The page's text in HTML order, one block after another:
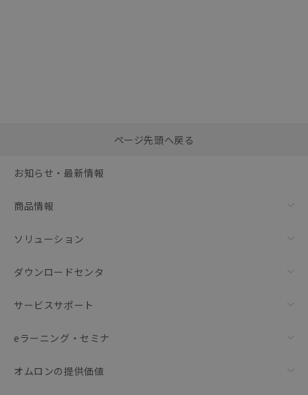
括ダウンロード
ページ先頭へ戻る
お知らせ・最新情報
商品情報
ソリューション
ダウンロードセンタ
サービスサポート
eラーニング・セミナ
オムロンの提供価値